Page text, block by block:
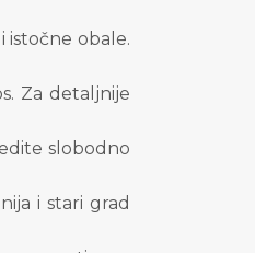
istočne obale.
Za detaljnije
slobodno
i stari grad